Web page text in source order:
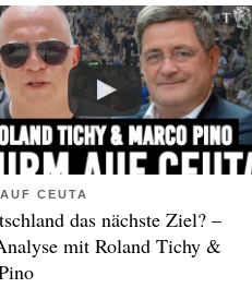
CEUTA
das nächste Ziel? –
mit Roland Tichy &